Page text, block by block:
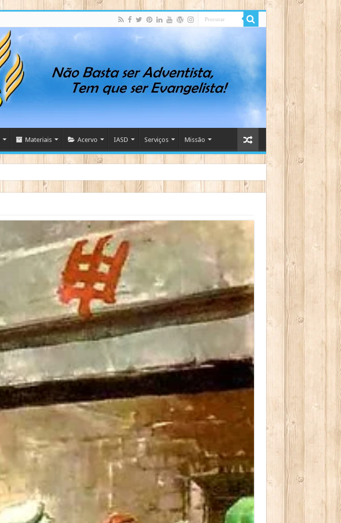
Materiais Acervo IASD Serviços Missão